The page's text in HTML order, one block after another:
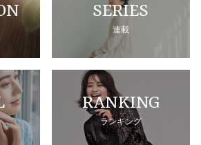
SERIES
連載
RANKING
ランキング